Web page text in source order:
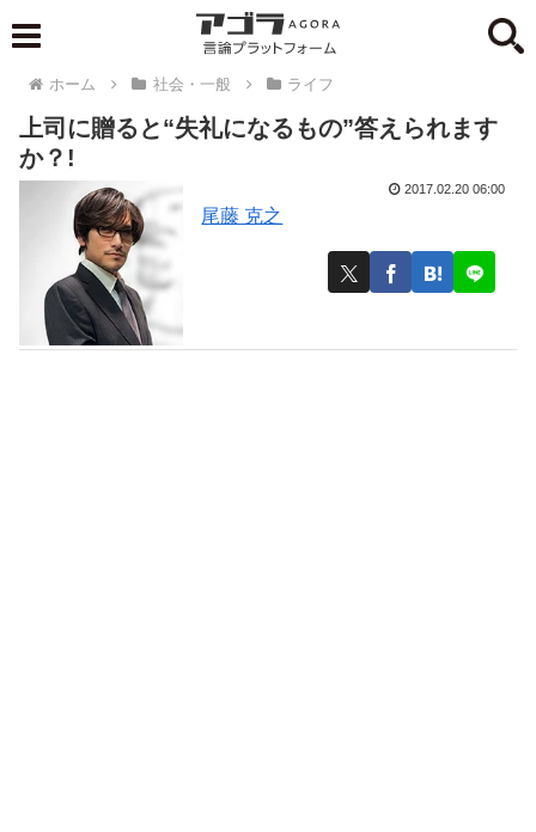
ホーム 社会・一般 ライフ
上司に贈ると“失礼になるもの”答えられます
か？!
尾藤 克之
2017.02.20 06:00